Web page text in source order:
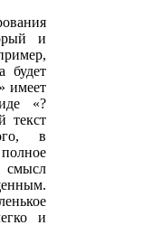
и
будет
имеет
«?
текст
в
смысл
и